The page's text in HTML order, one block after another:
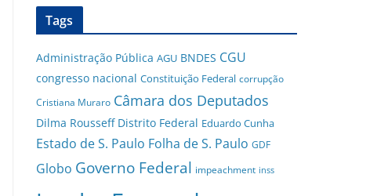
Tags
Administração Pública AGU BNDES CGU
congresso nacional Constituição Federal corrupção
Cristiana Muraro Câmara dos Deputados
Dilma Rousseff Distrito Federal Eduardo Cunha
Estado de S. Paulo Folha de S. Paulo GDF
Globo Governo Federal impeachment inss